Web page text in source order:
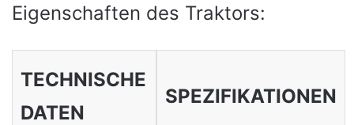
Eigenschaften des Traktors:
TECHNISCHE
DATEN
SPEZIFIKATIONEN